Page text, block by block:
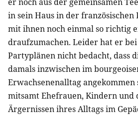
in sein Haus in der französischen
mit ihnen noch einmal so richtig
draufzumachen. Leider hat er
Partyplänen nicht bedacht, dass
damals inzwischen im
Erwachsenenalltag angekommen
mitsamt Ehefrauen, Kindern und
Ärgernissen ihres Alltags im